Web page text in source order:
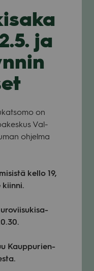
ja
on
Val­
ohjelma
kello 19,
kiinni.
Kaup­pu­rien­